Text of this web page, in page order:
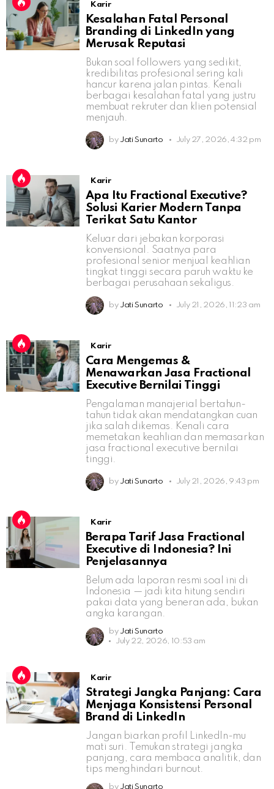
Karir
Kesalahan Fatal Personal
Branding di LinkedIn yang
Merusak Reputasi
Bukan soal followers yang sedikit,
kredibilitas profesional sering kali
hancur karena jalan pintas. Kenali
berbagai kesalahan fatal yang justru
membuat rekruter dan klien potensial
menjauh.
by Jati Sunarto July 27, 2026, 4:32 pm
Karir
Apa Itu Fractional Executive?
Solusi Karier Modern Tanpa
Terikat Satu Kantor
Keluar dari jebakan korporasi
konvensional. Saatnya para
profesional senior menjual keahlian
tingkat tinggi secara paruh waktu ke
berbagai perusahaan sekaligus.
by Jati Sunarto July 21, 2026, 11:23 am
Karir
Cara Mengemas &
Menawarkan Jasa Fractional
Executive Bernilai Tinggi
Pengalaman manajerial bertahun-
tahun tidak akan mendatangkan cuan
jika salah dikemas. Kenali cara
memetakan keahlian dan memasarkan
jasa fractional executive bernilai
tinggi.
by Jati Sunarto July 21, 2026, 9:43 pm
Karir
Berapa Tarif Jasa Fractional
Executive di Indonesia? Ini
Penjelasannya
Belum ada laporan resmi soal ini di
Indonesia — jadi kita hitung sendiri
pakai data yang beneran ada, bukan
angka karangan.
by Jati Sunarto
July 22, 2026, 10:53 am
Karir
Strategi Jangka Panjang: Cara
Menjaga Konsistensi Personal
Brand di LinkedIn
Jangan biarkan profil LinkedIn-mu
mati suri. Temukan strategi jangka
panjang, cara membaca analitik, dan
tips menghindari burnout.
by Jati Sunarto